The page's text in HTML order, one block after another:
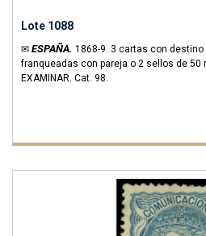
Lote 1088
✉ ESPAÑA. 1868-9. 3 cartas con destino
franqueadas con pareja o 2 sellos de 50
EXAMINAR. Cat. 98.